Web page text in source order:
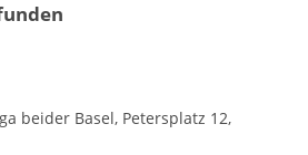
beider Basel, Petersplatz 12,